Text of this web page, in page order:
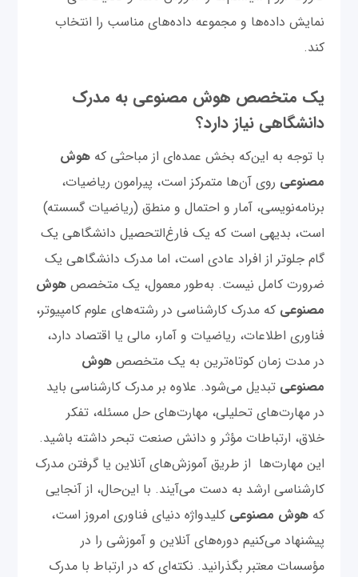
نمایش داده‌ها و مجموعه داده‌‌های مناسب را انتخاب
کند.
یک متخصص هوش مصنوعی به مدرک
دانشگاهی نیاز دارد؟
با توجه به این‌که بخش عمده‌ای از مباحثی کههوش
مصنوعی روی آن‌ها متمرکز است، پیرامون ریاضیات،
برنامه‌نویسی، آمار و احتمال و منطق (ریاضیات گسسته)
است، بدیهی است که یک فارغ‌التحصیل دانشگاهی یک
گام جلوتر از افراد عادی است، اما مدرک دانشگاهی یک
ضرورت کامل نیست. به‌طور معمول، یک متخصصهوش
مصنوعی که مدرک کارشناسی در رشته‌های علوم کامپیوتر،
فناوری اطلاعات، ریاضیات و آمار، مالی یا اقتصاد دارد،
در مدت زمان کوتاه‌ترین به یک متخصصهوش
مصنوعی تبدیل می‌شود. علاوه بر مدرک کارشناسی باید
در مهارت‌های تحلیلی، مهارت‌های حل مسئله، تفکر
خلاق، ارتباطات مؤثر و دانش صنعت تبحر داشته باشید.
این مهارت‌ها از طریق آموزش‌های آنلاین یا گرفتن مدرک
کارشناسی ارشد به دست می‌آیند. با این‌حال، از آنجایی
که هوش مصنوعی کلیدواژه دنیای فناوری امروز است،
پیشنهاد می‌کنیم دوره‌های آنلاین و آموزشی را در
مؤسسات معتبر بگذرانید. نکته‌ای که در ارتباط با مدرک